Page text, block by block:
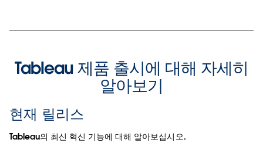
Tableau 제품 출시에 대해 자세히
알아보기
현재 릴리스
Tableau의 최신 혁신 기능에 대해 알아보십시오.